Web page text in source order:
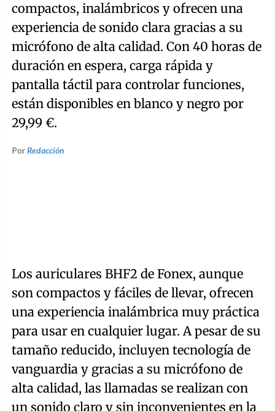
compactos, inalámbricos y ofrecen una
experiencia de sonido clara gracias a su
micrófono de alta calidad. Con 40 horas de
duración en espera, carga rápida y
pantalla táctil para controlar funciones,
están disponibles en blanco y negro por
29,99 €.
PorRedacción
Los auriculares BHF2 de Fonex, aunque
son compactos y fáciles de llevar, ofrecen
una experiencia inalámbrica muy práctica
para usar en cualquier lugar. A pesar de su
tamaño reducido, incluyen tecnología de
vanguardia y gracias a su micrófono de
alta calidad, las llamadas se realizan con
un sonido claro y sin inconvenientes en la